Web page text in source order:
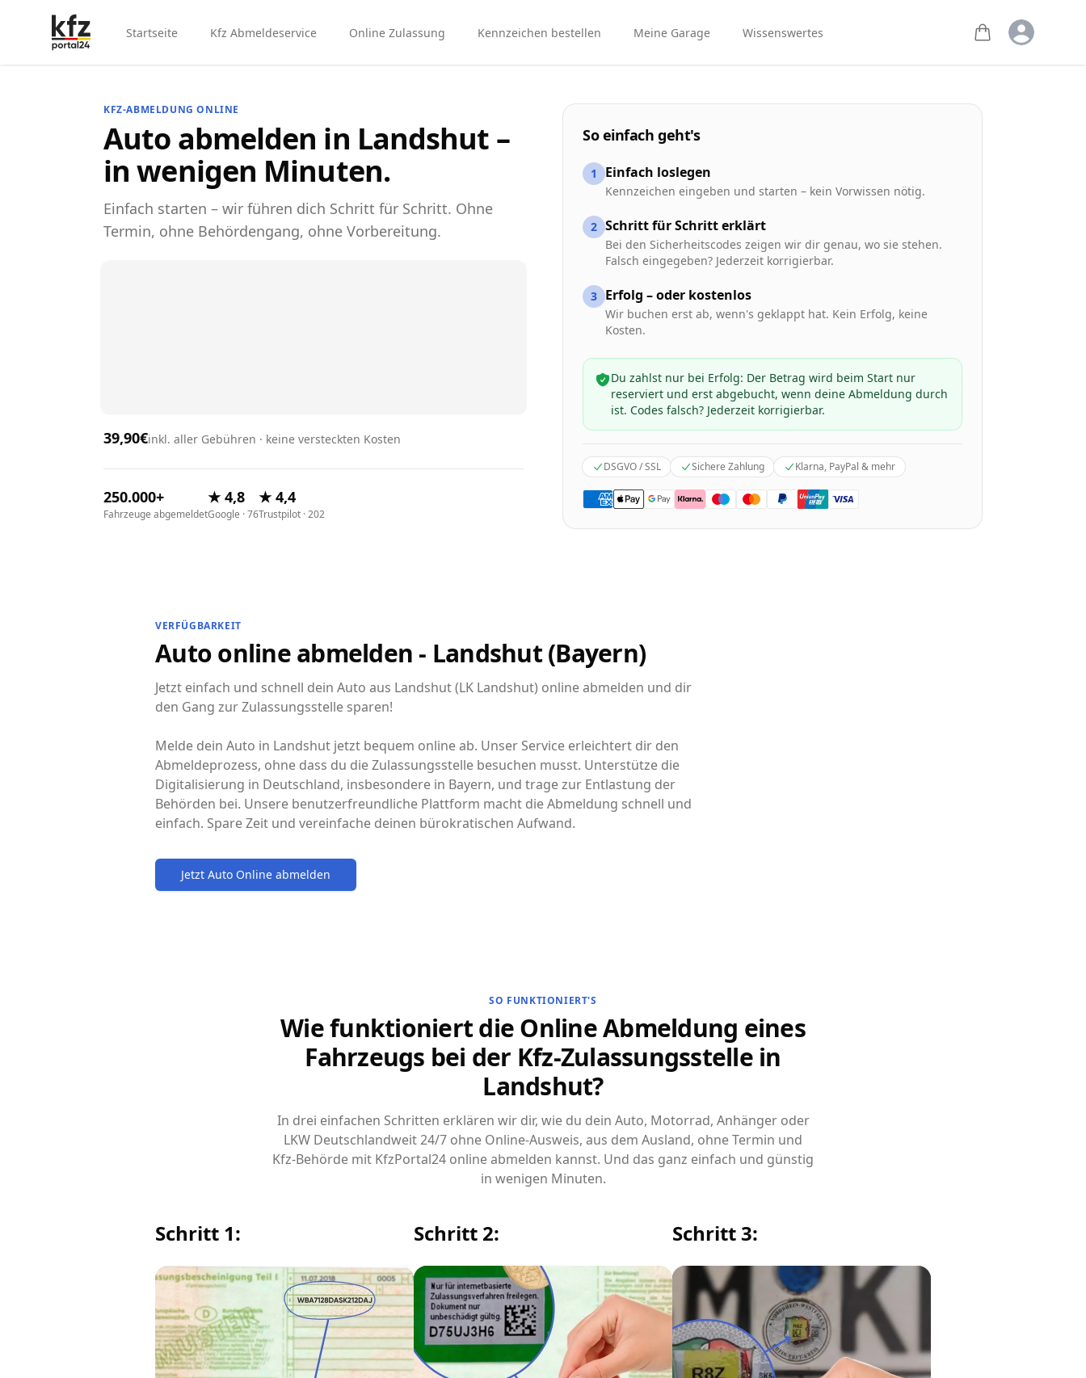
Startseite Kfz Abmeldeservice Online Zulassung Kennzeichen bestellen Meine Garage Wissenswertes Open user
KFZ-ABMELDUNG ONLINE
Auto abmelden in Landshut –
in wenigen Minuten.
Einfach starten – wir führen dich Schritt für Schritt. Ohne
Termin, ohne Behördengang, ohne Vorbereitung.
39,90€inkl. aller Gebühren · keine versteckten Kosten
250.000+
Fahrzeuge abgemeldet
★ 4,8
Google · 76
★ 4,4
Trustpilot · 202
So einfach geht's
1 Einfach loslegen
Kennzeichen eingeben und starten – kein Vorwissen nötig.
2 Schritt für Schritt erklärt
Bei den Sicherheitscodes zeigen wir dir genau, wo sie stehen.
Falsch eingegeben? Jederzeit korrigierbar.
3 Erfolg – oder kostenlos
Wir buchen erst ab, wenn's geklappt hat. Kein Erfolg, keine
Kosten.
Du zahlst nur bei Erfolg: Der Betrag wird beim Start nur
reserviert und erst abgebucht, wenn deine Abmeldung durch
ist. Codes falsch? Jederzeit korrigierbar.
DSGVO / SSL Sichere Zahlung Klarna, PayPal & mehr
VERFÜGBARKEIT
Auto online abmelden - Landshut (Bayern)
Jetzt einfach und schnell dein Auto aus Landshut (LK Landshut) online abmelden und dir
den Gang zur Zulassungsstelle sparen!
Melde dein Auto in Landshut jetzt bequem online ab. Unser Service erleichtert dir den
Abmeldeprozess, ohne dass du die Zulassungsstelle besuchen musst. Unterstütze die
Digitalisierung in Deutschland, insbesondere in Bayern, und trage zur Entlastung der
Behörden bei. Unsere benutzerfreundliche Plattform macht die Abmeldung schnell und
einfach. Spare Zeit und vereinfache deinen bürokratischen Aufwand.
Jetzt Auto Online abmelden
SO FUNKTIONIERT'S
Wie funktioniert die Online Abmeldung eines
Fahrzeugs bei der Kfz-Zulassungsstelle in
Landshut?
In drei einfachen Schritten erklären wir dir, wie du dein Auto, Motorrad, Anhänger oder
LKW Deutschlandweit 24/7 ohne Online-Ausweis, aus dem Ausland, ohne Termin und
Kfz-Behörde mit KfzPortal24 online abmelden kannst. Und das ganz einfach und günstig
in wenigen Minuten.
Schritt 1: Schritt 2: Schritt 3: